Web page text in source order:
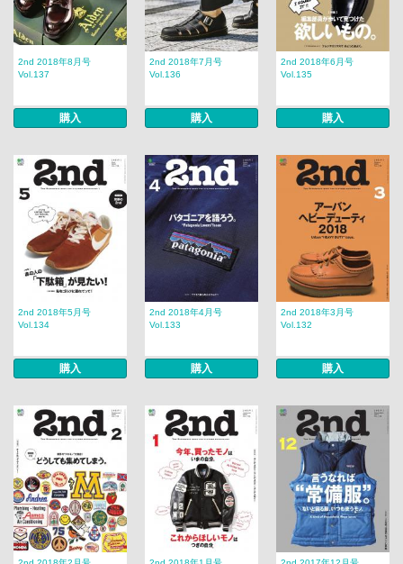
2nd 2018年8月号
Vol.137
購入
2nd 2018年7月号
Vol.136
購入
2nd 2018年6月号
Vol.135
購入
2nd 2018年5月号
Vol.134
購入
2nd 2018年4月号
Vol.133
購入
2nd 2018年3月号
Vol.132
購入